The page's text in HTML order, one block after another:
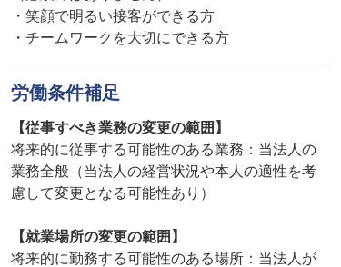
・笑顔で明るい接客ができる方
・チームワークを大切にできる方
労働条件補足
【従事すべき業務の変更の範囲】
将来的に従事する可能性のある業務：当法人の
業務全般（当法人の経営状況や本人の適性を考
慮して変更となる可能性あり）
【就業場所の変更の範囲】
将来的に勤務する可能性のある場所：当法人が